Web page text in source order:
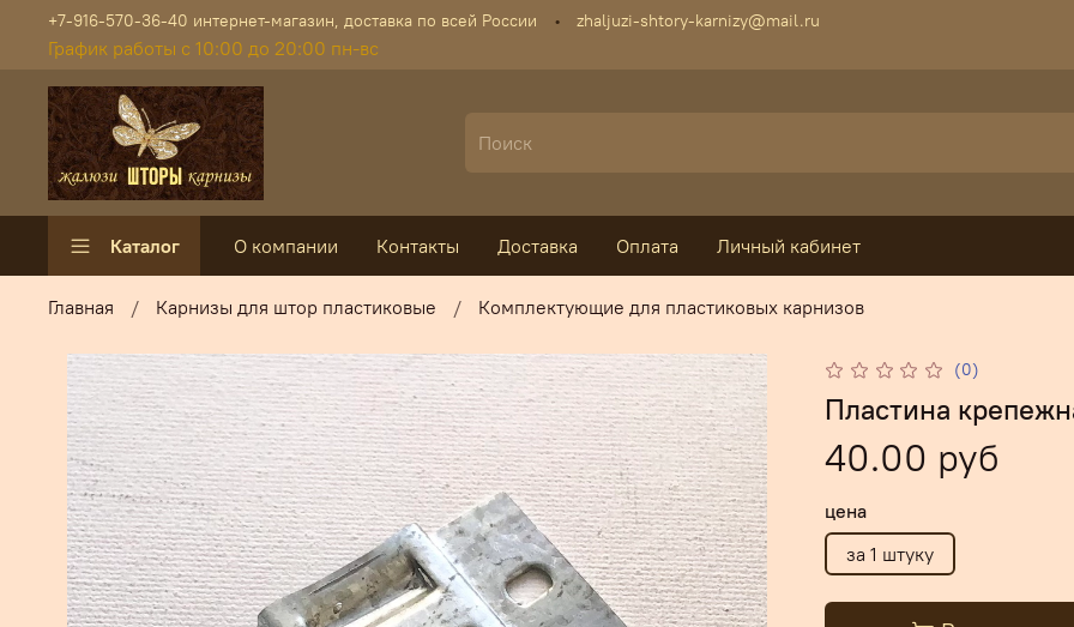
График работы с 10:00 до 20:00 пн-вс
+7-916-570-36-40 интернет-магазин, доставка по всей России zhaljuzi-shtory-karnizy@mail.ru
Каталог О компании Контакты Доставка Оплата Личный кабинет
Главная Карнизы для штор пластиковые Комплектующие для пластиковых карнизов
(0)
Пластина
40.00 руб
цена
за 1 штуку